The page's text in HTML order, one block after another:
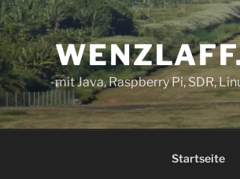
Zum
Inhalt
springen
mit Java, Raspberry Pi, SDR,
Startseite